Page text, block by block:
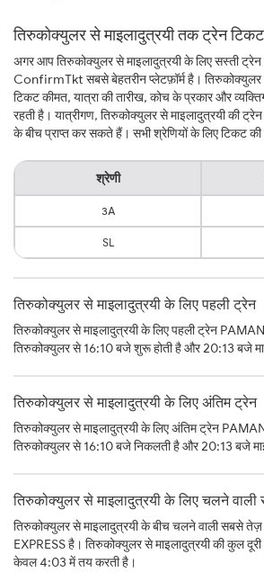
तिरुकोक्युलर से माइलादुत्रयी तक ट्रेन
अगर आप तिरुकोक्युलर से माइलादुत्रयी के लिए सस्ती
ConfirmTkt सबसे बेहतरीन प्लेटफ़ॉर्म है। तिरुकोक्युलर
टिकट कीमत, यात्रा की तारीख, कोच के प्रकार और
रहती है। यात्रीगण, तिरुकोक्युलर से माइलादुत्रयी की
के बीच प्राप्त कर सकते हैं। सभी श्रेणियों के लिए टिकट की
श्रेणी
3A
SL
तिरुकोक्युलर से माइलादुत्रयी के लिए पहली ट्रेन
तिरुकोक्युलर से माइलादुत्रयी के लिए पहली ट्रेन
तिरुकोक्युलर से 16:10 बजे शुरू होती है और 20:13 बजे
तिरुकोक्युलर से माइलादुत्रयी के लिए अंतिम ट्रेन
तिरुकोक्युलर से माइलादुत्रयी के लिए अंतिम ट्रेन
तिरुकोक्युलर से 16:10 बजे निकलती है और 20:13 बजे
तिरुकोक्युलर से माइलादुत्रयी के लिए चलने
तिरुकोक्युलर से माइलादुत्रयी के बीच चलने वाली सबसे
EXPRESS है। तिरुकोक्युलर से माइलादुत्रयी की कुल
केवल 4:03 में तय करती है।